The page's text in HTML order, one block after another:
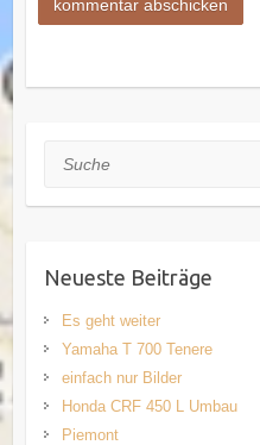
Suche
Neueste Beiträge
Es geht weiter
Yamaha T 700 Tenere
einfach nur Bilder
Honda CRF 450 L Umbau
Piemont